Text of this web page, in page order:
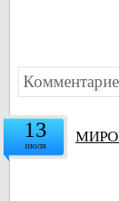
13
июля